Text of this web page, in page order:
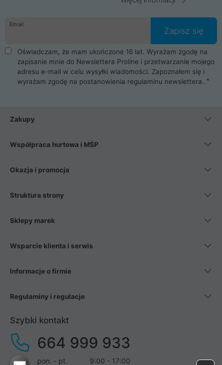
Email
Zapisz się
Oświadczam, że mam ukończone 16 lat. Wyrażam zgodę na
zapisanie mnie do Newslettera Proline i przetwarzanie mojego
adresu e-mail w celu wysyłki wiadomości. Zapoznałem się i
wyrażam zgodę na postanowienia regulaminu newslettera.
Zakupy
Współpraca hurtowa i MŚP
Okazja i promocja
Struktura strony
Sklepy marek
Wsparcie klienta i serwis
Informacje o firmie
Regulaminy i regulacje
Szybki kontakt
664 999 933
pon. - pt. 9:00 - 17:00